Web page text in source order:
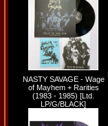
NASTY SAVAGE - Wage
of Mayhem + Rarities
(1983 - 1985) [Ltd.
LP/G/BLACK]